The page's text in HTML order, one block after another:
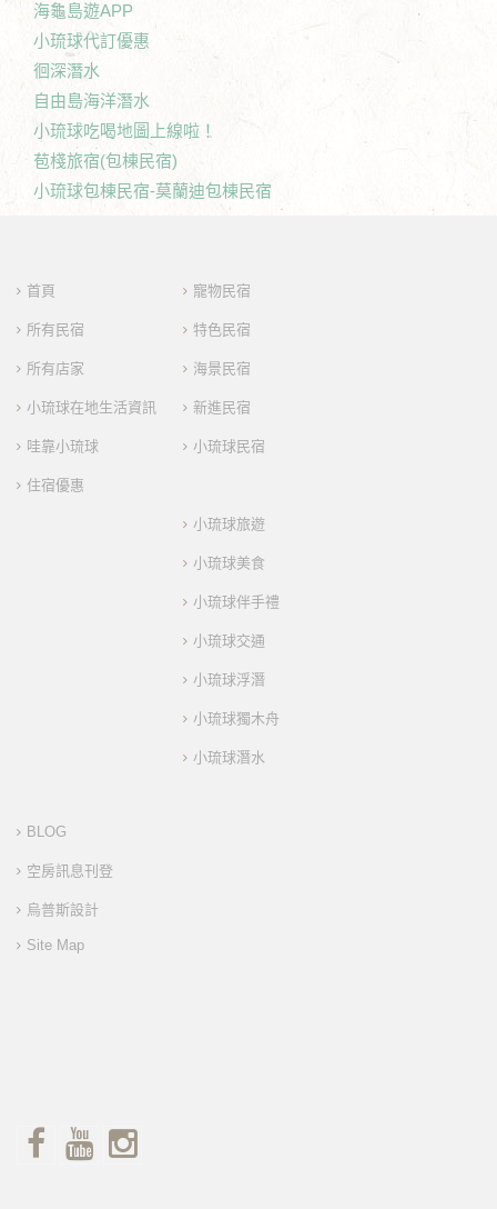
海龜島遊APP
小琉球代訂優惠
徊深潛水
自由島海洋潛水
小琉球吃喝地圖上線啦！
苞棧旅宿(包棟民宿)
小琉球包棟民宿-莫蘭迪包棟民宿
首頁
所有民宿
所有店家
小琉球在地生活資訊
哇靠小琉球
住宿優惠
寵物民宿
特色民宿
海景民宿
新進民宿
小琉球民宿
小琉球旅遊
小琉球美食
小琉球伴手禮
小琉球交通
小琉球浮潛
小琉球獨木舟
小琉球潛水
BLOG
空房訊息刊登
烏普斯設計
Site Map